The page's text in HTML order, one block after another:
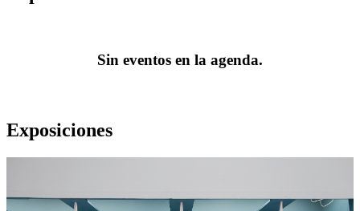
Sin eventos en la agenda.
Exposiciones